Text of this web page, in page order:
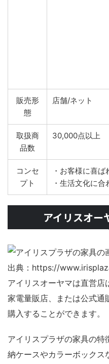
販売形
態
店舗/ネット
取扱商
品数
30,000点以上
コンセ
プト
・お客様に喜
・生活文化に合
アイリスオー
出典：https://
アイリスオーヤマは直営
家電量販店、または公式通
購入することができます。
アイリスプラザの家具の特
納ケースやカラーボックス